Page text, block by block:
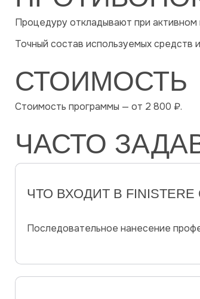
Процедуру откладывают при
Точный состав используемых средств
СТОИМОСТЬ
Стоимость программы — от 2 800 ₽.
ЧАСТО
ЧТО ВХОДИТ В FINISTERE
Последовательное нанесение